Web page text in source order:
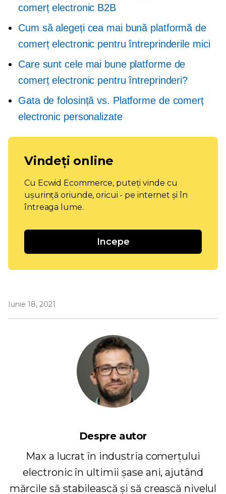
comerț electronic B2B
Cum să alegeți cea mai bună platformă de
comerț electronic pentru întreprinderile mici
Care sunt cele mai bune platforme de
comerț electronic pentru întreprinderi?
Gata de folosință vs. Platforme de comerț
electronic personalizate
Vindeți online
Cu Ecwid Ecommerce, puteți vinde cu
ușurință oriunde, oricui - pe internet și în
întreaga lume.
Incepe
Iunie 18, 2021
Despre autor
Max a lucrat în industria comerțului
electronic în ultimii șase ani, ajutând
mărcile să stabilească și să crească nivelul